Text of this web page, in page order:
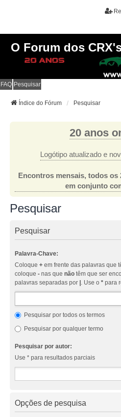
O Forum dos
FAQ Pesquisar
Índice do Fórum Pesquisar
20 anos
Logótipo atualizado e
Encontros mensais, todos os
em conjunto
Pesquisar
Pesquisar
Palavra-Chave:
Coloque + em frente das palavras que
coloque - nas que não têm que ser
palavras separadas por |. Use o * para
Pesquisar por todos os termos
Pesquisar por qualquer termo
Pesquisar por autor:
Use * para resultados parciais
Opções de pesquisa